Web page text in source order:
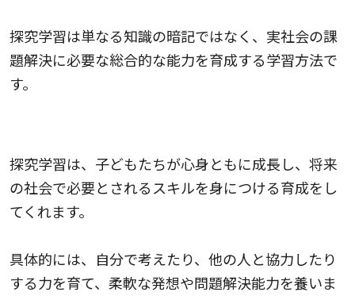
探究学習は単なる知識の暗記ではなく、実社会の課
題解決に必要な総合的な能力を育成する学習方法で
す。
探究学習は、子どもたちが心身ともに成長し、将来
の社会で必要とされるスキルを身につける育成をし
てくれます。
具体的には、自分で考えたり、他の人と協力したり
する力を育て、柔軟な発想や問題解決能力を養いま